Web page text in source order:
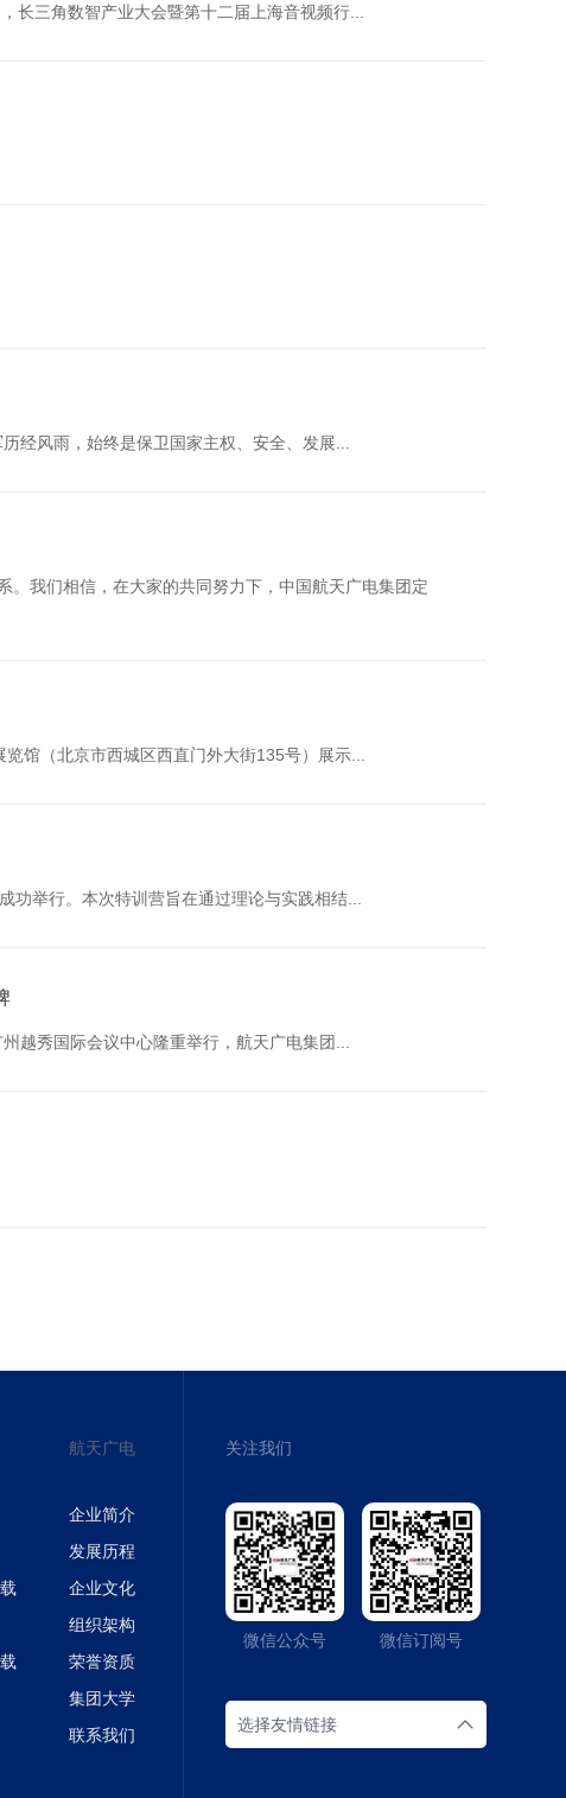
长三角数智产业大会暨第十二届上海音视频行...
经风雨，始终是保卫国家主权、安全、发展...
我们相信，在大家的共同努力下，中国航天广电集团定
馆（北京市西城区西直门外大街135号）展示...
举行。本次特训营旨在通过理论与实践相结...
越秀国际会议中心隆重举行，航天广电集团...
航天广电
企业简介
发展历程
企业文化
组织架构
荣誉资质
集团大学
联系我们
关注我们
微信公众号 微信订阅号
选择友情链接